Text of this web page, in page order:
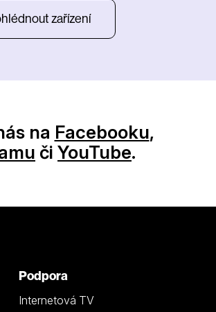
zařízení
na Facebooku,
či YouTube.
Podpora
Internetová TV